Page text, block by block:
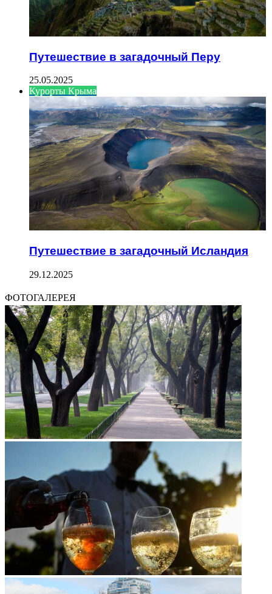
Путешествие в загадочный Перу
25.05.2025
Курорты Крыма
Путешествие в загадочный Исландия
29.12.2025
ФОТОГАЛЕРЕЯ